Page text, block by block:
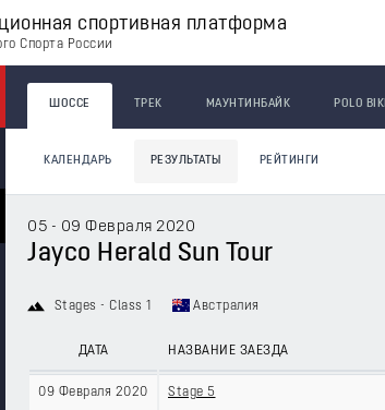
спортивная платформа
Спорта России
ШОССЕ ТРЕК МАУНТИНБАЙК POLO
КАЛЕНДАРЬ РЕЗУЛЬТАТЫ РЕЙТИНГИ
05 - 09 Февраля 2020
Jayco Herald Sun Tour
Stages - Class 1 Австралия
ДАТА НАЗВАНИЕ ЗАЕЗДА
09 Февраля 2020 Stage 5